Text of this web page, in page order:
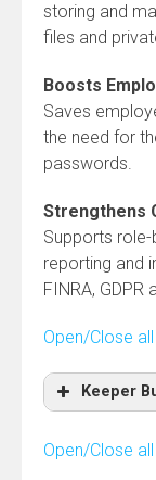
storing and
files and
Boosts
Saves
the need for
passwords.
Strengthens
Supports role-
reporting and
FINRA, GDPR
Open/Close
Keeper
Open/Close